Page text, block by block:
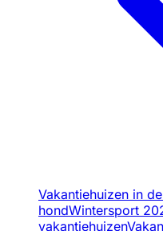
Vakantiehuizen in
hondWintersport
vakantiehuizen